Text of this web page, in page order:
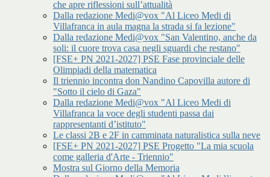
che apre riflessioni sull’attualità
Dalla redazione Medi@vox "Al Liceo Medi di
Villafranca in aula magna la strada si fa lezione"
Dalla redazione Medi@vox "San Valentino, anche da
soli: il cuore trova casa negli sguardi che restano"
[FSE+ PN 2021-2027] PSE Fase provinciale delle
Olimpiadi della matematica
Il triennio incontra don Nandino Capovilla autore di
"Sotto il cielo di Gaza"
Dalla redazione Medi@vox "Al Liceo Medi di
Villafranca la voce degli studenti passa dai
rappresentanti d’istituto"
Le classi 2B e 2F in camminata naturalistica sulla neve
[FSE+ PN 2021-2027] PSE Progetto "La mia scuola
come galleria d'Arte - Triennio"
Mostra sul Giorno della Memoria